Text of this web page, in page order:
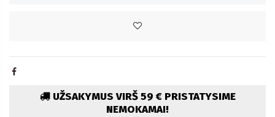
UŽSAKYMUS VIRŠ 59 € PRISTATYSIME
NEMOKAMAI!